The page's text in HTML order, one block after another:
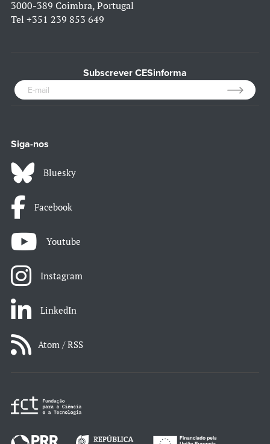
3000-389 Coimbra, Portugal
Tel +351 239 853 649
Subscrever CESinforma
Siga-nos
Bluesky
Facebook
Youtube
Instagram
LinkedIn
Atom / RSS